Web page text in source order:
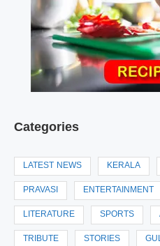
Categories
LATEST NEWS KERALA
PRAVASI ENTERTAINMENT
LITERATURE SPORTS
TRIBUTE STORIES